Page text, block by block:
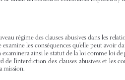

examine les conséquences qu’elle peut avoir dans le do
de  l’interdiction  des  clauses  abusives  et  les  contraintes
sa mission.
nieuwe  regeling  ingevoerd  voor  onrechtmatige  bedingen  in
bijdrage wordt nagegaan welke gevolgen dit kan